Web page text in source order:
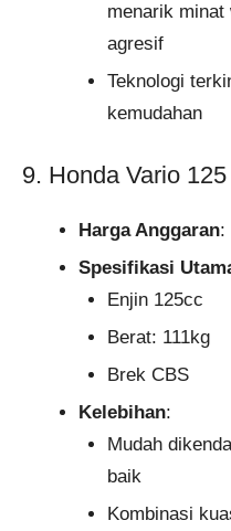
menarik minat
agresif
Teknologi
kemudahan
9. Honda Vario 125
Harga Anggaran:
Spesifikasi
Enjin 125cc
Berat: 111kg
Brek CBS
Kelebihan:
Mudah
baik
Kombinasi